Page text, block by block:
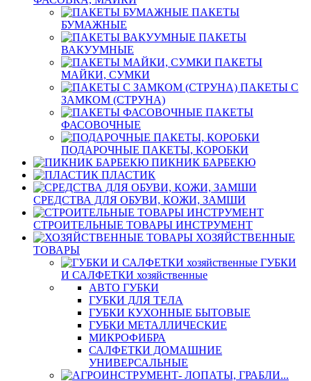
ПАКЕТЫ
БУМАЖНЫЕ
ПАКЕТЫ
ВАКУУМНЫЕ
ПАКЕТЫ
МАЙКИ, СУМКИ
ПАКЕТЫ С
ЗАМКОМ (СТРУНА)
ПАКЕТЫ
ФАСОВОЧНЫЕ
ПОДАРОЧНЫЕ ПАКЕТЫ, КОРОБКИ
ПИКНИК БАРБЕКЮ
ПЛАСТИК
СРЕДСТВА ДЛЯ ОБУВИ, КОЖИ, ЗАМШИ
СТРОИТЕЛЬНЫЕ ТОВАРЫ ИНСТРУМЕНТ
ХОЗЯЙСТВЕННЫЕ
ТОВАРЫ
ГУБКИ
И САЛФЕТКИ хозяйственные
АВТО ГУБКИ
ГУБКИ ДЛЯ ТЕЛА
ГУБКИ КУХОННЫЕ БЫТОВЫЕ
ГУБКИ МЕТАЛЛИЧЕСКИЕ
МИКРОФИБРА
САЛФЕТКИ ДОМАШНИЕ
УНИВЕРСАЛЬНЫЕ